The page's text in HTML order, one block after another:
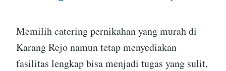
Memilih catering pernikahan yang murah di
Karang Rejo namun tetap menyediakan
fasilitas lengkap bisa menjadi tugas yang sulit,